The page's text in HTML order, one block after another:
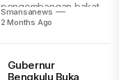
pengembangan bakat
generasi muda.
Smansanews
2 Months Ago
Gubernur